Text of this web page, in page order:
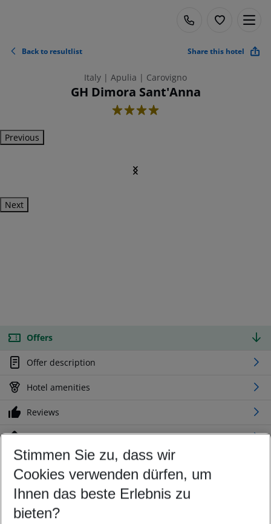
Back to resultlist Share this hotel
Italy | Apulia | Carovigno
GH Dimora Sant'Anna
4
Previous
Next
Offers
Offer description
Hotel amenities
Reviews
Location
Customize your offer
Find the perfect deal which suits your best
Your departure airport
Any airport
Stimmen Sie zu, dass wir
Cookies verwenden dürfen, um
Ihnen das beste Erlebnis zu
bieten?